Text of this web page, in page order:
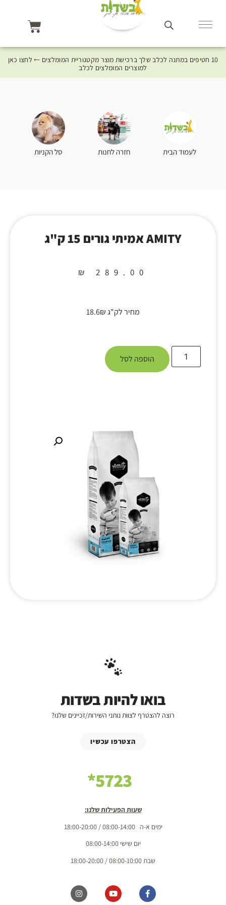
10 חטיפים במתנה לכלב שלך ברכישת מוצר מקטגוריית המומלצים ⤎ לחצו כאן
למוצרים המומלצים לכלב
לעמוד הבית חזרה לחנות סל הקניות
AMITY אמיתי גורים 15 ק"ג
₪ 289.00
מחיר לק"ג 18.6₪
הוספה לסל
בואו להיות בשדות
רוצה להצטרף לצוות נותני השירות/זכיינים שלנו?
הצטרפו עכשיו
5723*
שעות הפעילות שלנו:
ימים א-ה 08:00-14:00 / 18:00-20:00
יום שישי 08:00-14:00
שבת 08:00-10:00 / 18:00-20:00